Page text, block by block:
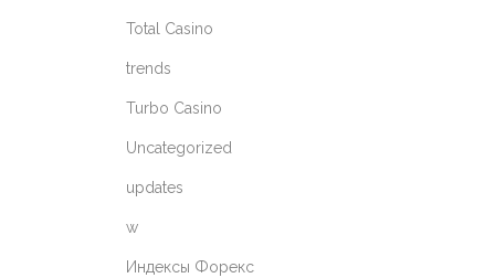
Total Casino
trends
Turbo Casino
Uncategorized
updates
w
Индексы Форекс